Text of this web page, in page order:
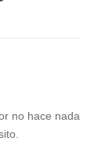
no hace nada